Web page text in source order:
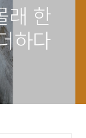
래 한
하다